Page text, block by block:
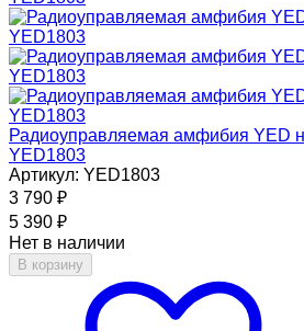
Радиоуправляемая амфибия YED
YED1803
Артикул: YED1803
3 790 ₽
5 390 ₽
Нет в наличии
В корзину